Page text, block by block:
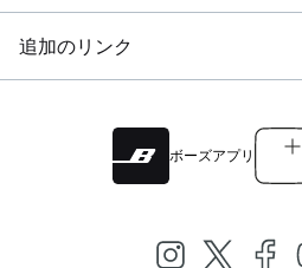
追加のリンク
ボーズアプリ